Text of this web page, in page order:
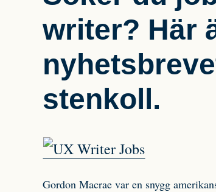
writer? Här
stenkoll.
Gordon Macrae var en snygg